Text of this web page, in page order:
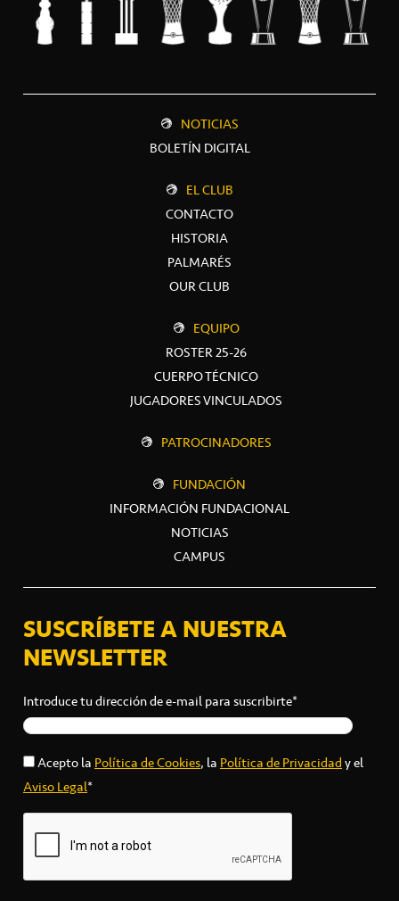
NOTICIAS
BOLETÍN DIGITAL
EL CLUB
CONTACTO
HISTORIA
PALMARÉS
OUR CLUB
EQUIPO
ROSTER 25-26
CUERPO TÉCNICO
JUGADORES VINCULADOS
PATROCINADORES
FUNDACIÓN
INFORMACIÓN FUNDACIONAL
NOTICIAS
CAMPUS
SUSCRÍBETE A NUESTRA
NEWSLETTER
Introduce tu dirección de e-mail para suscribirte*
Acepto laPolítica de Cookies, laPolítica de Privacidady el
Aviso Legal*